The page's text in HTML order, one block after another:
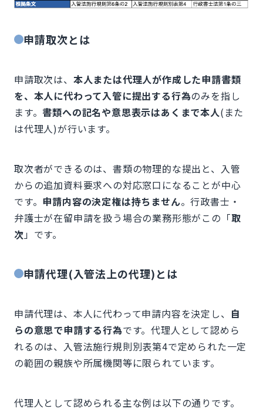
申請取次とは
申請取次は、 本人または代理人が作成した申請書類
を、本人に代わって入管に提出する行為のみを指し
ます。書類への記名や意思表示はあくまで本人(また
は代理人)が行います。
取次者ができるのは、書類の物理的な提出と、入管
からの追加資料要求への対応窓口になることが中心
です。 申請内容の決定権は持ちません。行政書士・
弁護士が在留申請を扱う場合の業務形態がこの「取
次」です。
申請代理(入管法上の代理)とは
申請代理は、本人に代わって申請内容を決定し、 自
らの意思で申請する行為です。代理人として認めら
れるのは、入管法施行規則別表第4で定められた一定
の範囲の親族や所属機関等に限られています。
代理人として認められる主な例は以下の通りです。